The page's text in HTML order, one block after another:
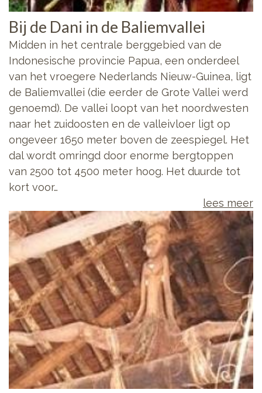
Bij de Dani in de Baliemvallei
Midden in het centrale berggebied van de
Indonesische provincie Papua, een onderdeel
van het vroegere Nederlands Nieuw-Guinea, ligt
de Baliemvallei (die eerder de Grote Vallei werd
genoemd). De vallei loopt van het noordwesten
naar het zuidoosten en de valleivloer ligt op
ongeveer 1650 meter boven de zeespiegel. Het
dal wordt omringd door enorme bergtoppen
van 2500 tot 4500 meter hoog. Het duurde tot
kort voor…
lees meer